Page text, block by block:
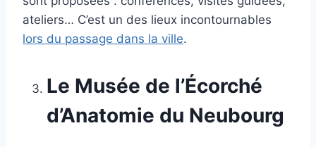
ateliers… C’est un des lieux incontournables
lors du passage dans la ville.
Le Musée de l’Écorché
d’Anatomie du Neubourg